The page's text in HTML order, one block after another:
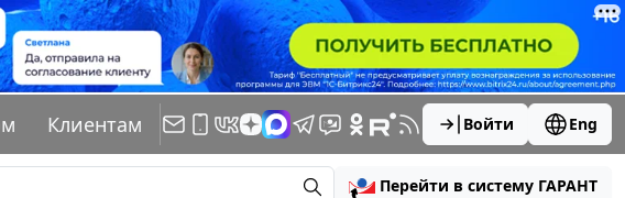
Клиентам Войти Eng
Перейти в систему ГАРАНТ